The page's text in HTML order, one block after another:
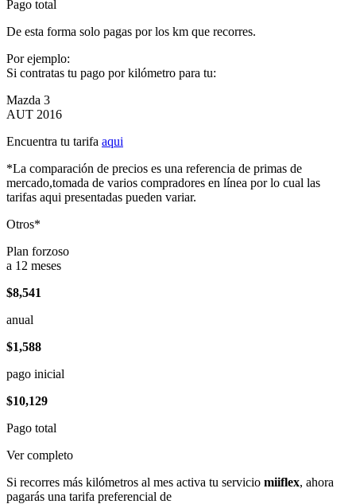
Pago total
De esta forma solo pagas por los km que recorres.
Por ejemplo:
Si contratas tu pago por kilómetro para tu:
Mazda 3
AUT 2016
Encuentra tu tarifa aqui
*La comparación de precios es una referencia de primas de
mercado,tomada de varios compradores en línea por lo cual las
tarifas aqui presentadas pueden variar.
Otros*
Plan forzoso
a 12 meses
$8,541
anual
$1,588
pago inicial
$10,129
Pago total
Ver completo
Si recorres más kilómetros al mes activa tu servicio miiflex, ahora
pagarás una tarifa preferencial de